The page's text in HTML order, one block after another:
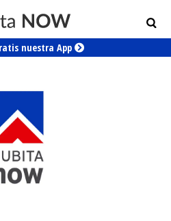
nuestra App